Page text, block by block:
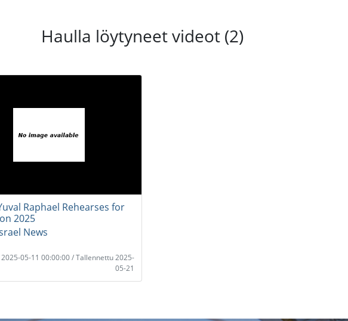
Haulla löytyneet videot (2)
Raphael Rehearses for
2025
News
2025-05-11 00:00:00 / Tallennettu 2025-
05-21